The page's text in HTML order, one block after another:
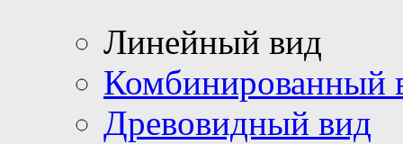
Линейный вид
Комбинированный
Древовидный вид